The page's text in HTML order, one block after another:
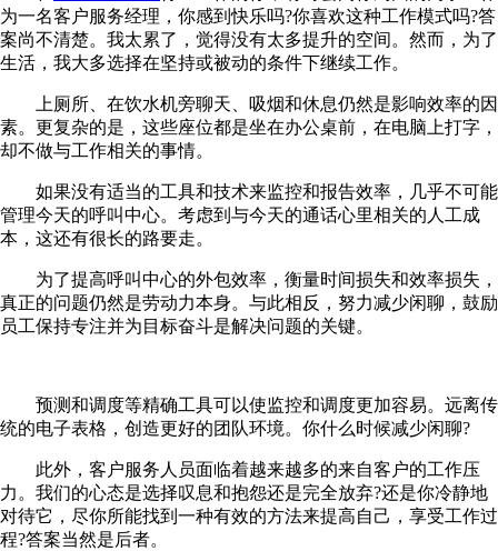
为一名客户服务经理，你感到快乐吗?你喜欢这种工作模式吗?答
案尚不清楚。我太累了，觉得没有太多提升的空间。然而，为了
生活，我大多选择在坚持或被动的条件下继续工作。
上厕所、在饮水机旁聊天、吸烟和休息仍然是影响效率的因
素。更复杂的是，这些座位都是坐在办公桌前，在电脑上打字，
却不做与工作相关的事情。
如果没有适当的工具和技术来监控和报告效率，几乎不可能
管理今天的呼叫中心。考虑到与今天的通话心里相关的人工成
本，这还有很长的路要走。
为了提高呼叫中心的外包效率，衡量时间损失和效率损失，
真正的问题仍然是劳动力本身。与此相反，努力减少闲聊，鼓励
员工保持专注并为目标奋斗是解决问题的关键。
预测和调度等精确工具可以使监控和调度更加容易。远离传
统的电子表格，创造更好的团队环境。你什么时候减少闲聊?
此外，客户服务人员面临着越来越多的来自客户的工作压
力。我们的心态是选择叹息和抱怨还是完全放弃?还是你冷静地
对待它，尽你所能找到一种有效的方法来提高自己，享受工作过
程?答案当然是后者。